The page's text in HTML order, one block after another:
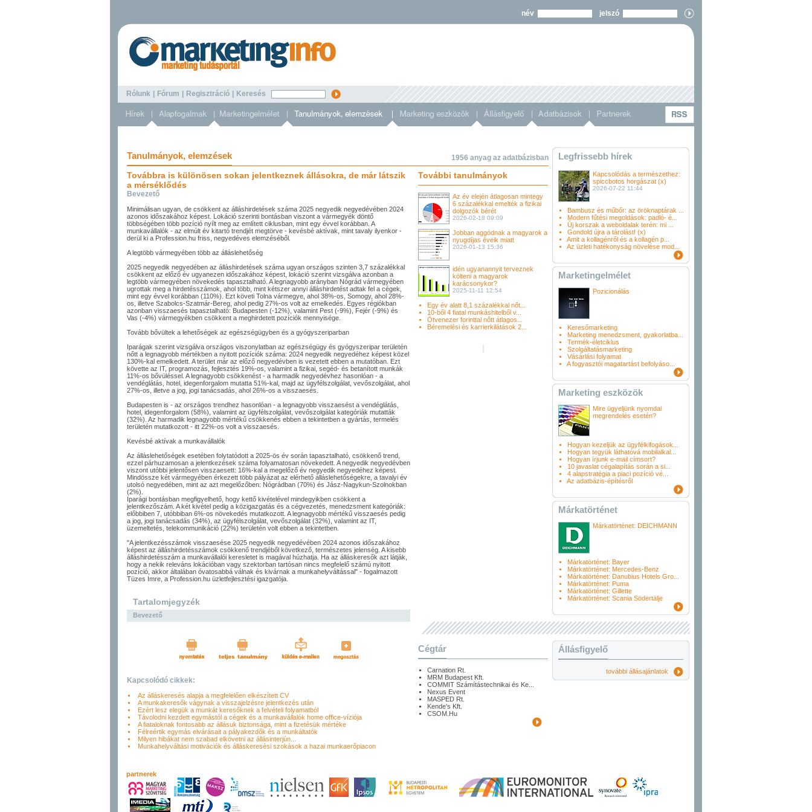
név jelszó
Rólunk Fórum Regisztráció Keresés
Tanulmányok, elemzések 1956 anyag az adatbázisban Legfrissebb hírek
Továbbra is különösen sokan jelentkeznek állásokra, de már látszik
a mérséklődés
Bevezető
Minimálisan ugyan, de csökkent az álláshirdetések száma 2025 negyedik negyedévében 2024
azonos időszakához képest. Lokáció szerinti bontásban viszont a vármegyék döntő
többségében több pozíció nyílt meg az említett ciklusban, mint egy évvel korábban. A
munkavállalók - az elmúlt év kitartó trendjét megtörve - kevésbé aktívak, mint tavaly ilyenkor -
derül ki a Profession.hu friss, negyedéves elemzéséből.
A legtöbb vármegyében több az álláslehetőség
2025 negyedik negyedében az álláshirdetések száma ugyan országos szinten 3,7 százalékkal
csökkent az előző év ugyanezen időszakához képest, lokáció szerint vizsgálva azonban a
legtöbb vármegyében növekedés tapasztalható. A legnagyobb arányban Nógrád vármegyében
ugrottak meg a hirdetésszámok, ahol több, mint kétszer annyi álláshirdetést adtak fel a cégek,
mint egy évvel korábban (110%). Ezt követi Tolna vármegye, ahol 38%-os, Somogy, ahol 28%-
os, illetve Szabolcs-Szatmár-Bereg, ahol pedig 27%-os volt az emelkedés. Egyes régiókban
azonban visszaesés tapasztalható: Budapesten (-12%), valamint Pest (-9%), Fejér (-9%) és
Vas (-4%) vármegyékben csökkent a meghirdetett pozíciók mennyisége.
Tovább bővültek a lehetőségek az egészségügyben és a gyógyszeriparban
Iparágak szerint vizsgálva országos viszonylatban az egészségügy és gyógyszeripar területén
nőtt a legnagyobb mértékben a nyitott pozíciók száma: 2024 negyedik negyedéhez képest közel
130%-kal emelkedett. A terület már az előző negyedévben is vezetett ebben a mutatóban. Ezt
követte az IT, programozás, fejlesztés 19%-os, valamint a fizikai, segéd- és betanított munkák
11%-os bővüléssel. A legnagyobb csökkenést - a harmadik negyedévhez hasonlóan - a
vendéglátás, hotel, idegenforgalom mutatta 51%-kal, majd az ügyfélszolgálat, vevőszolgálat, ahol
27%-os, illetve a jog, jogi tanácsadás, ahol 26%-os a visszaesés.
Budapesten is - az országos trendhez hasonlóan - a legnagyobb visszaesést a vendéglátás,
hotel, idegenforgalom (58%), valamint az ügyfélszolgálat, vevőszolgálat kategóriák mutatták
(32%). Az harmadik legnagyobb mértékű csökkenés ebben a tekintetben a gyártás, termelés
területén mutatkozott - itt 22%-os volt a visszaesés.
Kevésbé aktívak a munkavállalók
Az álláslehetőségek esetében folytatódott a 2025-ös év során tapasztalható, csökkenő trend,
ezzel párhuzamosan a jelentkezések száma folyamatosan növekedett. A negyedik negyedévben
viszont utóbbi jelentősen visszaesett: 16%-kal a megelőző év negyedik negyedéhez képest.
Mindössze két vármegyében érkezett több pályázat az elérhető álláslehetőségekre, a tavalyi év
utolsó negyedében, mint az azt megelőzőben: Nógrádban (70%) és Jász-Nagykun-Szolnokban
(2%).
Iparági bontásban megfigyelhető, hogy kettő kivételével mindegyikben csökkent a
jelentkezőszám. A két kivétel pedig a közigazgatás és a cégvezetés, menedzsment kategóriák:
előbbiben 7, utóbbiban 6%-os növekedés mutatkozott. A legnagyobb mértékű visszaesés pedig
a jog, jogi tanácsadás (34%), az ügyfélszolgálat, vevőszolgálat (32%), valamint az IT,
üzemeltetés, telekommunikáció (22%) területén volt ebben a tekintetben.
"A jelentkezésszámok visszaesése 2025 negyedik negyedévében 2024 azonos időszakához
képest az álláshirdetésszámok csökkenő trendjéből következő, természetes jelenség. A kisebb
álláshirdetésszám a munkavállalói keresletet is magával húzhatja. Ha az álláskeresők azt látják,
hogy a nekik releváns lokációban vagy szektorban tartósan nincs megfelelő számú nyitott
pozíció, akkor általában óvatosabbá válnak és kivárnak a munkahelyváltással" - fogalmazott
Tüzes Imre, a Profession.hu üzletfejlesztési igazgatója.
Tartalomjegyzék
Bevezető
Kapcsolódó cikkek:
Az álláskeresés alapja a megfelelően elkészített CV
A munkakeresők vágynak a visszajelzésre jelentkezés után
Ezért lesz elegük a munkát keresőknek a felvételi folyamatból
Távolodni kezdett egymástól a cégek és a munkavállalók home office-víziója
A fiataloknak fontosabb az állásuk biztonsága, mint a fizetésük mértéke
Félreértik egymás elvárásait a pályakezdők és a munkáltatók
Milyen hibákat nem szabad elkövetni az állásinterjún...
Munkahelyváltási motivációk és álláskeresési szokások a hazai munkaerőpiacon
További tanulmányok
Az év elején átlagosan mintegy
6 százalékkal emelték a fizikai
dolgozók bérét
2026-02-18 09:09
Jobban aggódnak a magyarok a
nyugdíjas éveik miatt
2026-01-13 15:36
idén ugyanannyit terveznek
költeni a magyarok
karácsonykor?
2025-11-11 12:54
Egy év alatt 8,1 százalékkal nőt...
10-ből 4 fiatal munkáshitelből v...
Ötvenezer forinttal nőtt átlagos...
Béremelési és karrierkilátások 2...
Kapcsolódás a természethez:
spiccbotos horgászat (x)
2026-07-22 11:44
Bambusz és műbőr: az öröknaptárak ...
Modern fűtési megoldások: padló- é...
Új korszak a weboldalak terén: mi ...
Gondold újra a tárolást! (x)
Amit a kollagénről és a kollagén p...
Az üzleti hatékonyság növelése mod...
Marketingelmélet
Pozicionálás
Keresőmarketing
Marketing menedzsment, gyakorlatba...
Termék-életciklus
Szolgáltatásmarketing
Vásárlási folyamat
A fogyasztói magatartást befolyáso...
Marketing eszközök
Mire ügyeljünk nyomdai
megrendelés esetén?
Hogyan kezeljük az ügyfélkifogások...
Hogyan tegyük láthatóvá mobilalkal...
Hogyan írjunk e-mail címsort?
10 javaslat cégalapítás során a si...
4 alapstratégia a piaci pozíció vé...
Az adatbázis-építésről
Márkatörténet
Márkatörténet: DEICHMANN
Márkatörténet: Bayer
Márkatörténet: Mercedes-Benz
Márkatörténet: Danubius Hotels Gro...
Márkatörténet: Puma
Márkatörténet: Gillette
Márkatörténet: Scania Södertälje
Cégtár
Carnation Rt.
MRM Budapest Kft.
COMMIT Számítástechnikai és Ke...
Nexus Event
MASPED Rt.
Kende's Kft.
CSOM.Hu
Állásfigyelő
további állásajánlatok
partnerek